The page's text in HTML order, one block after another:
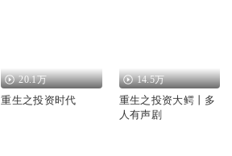
20.1万
重生之投资时代
14.5万
重生之投资大鳄丨多
人有声剧